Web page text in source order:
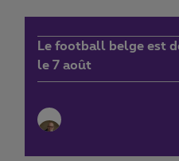
Le football belge est
le 7 août